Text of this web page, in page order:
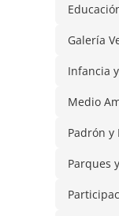
Galería
Infancia
Medio
Padrón
Parques